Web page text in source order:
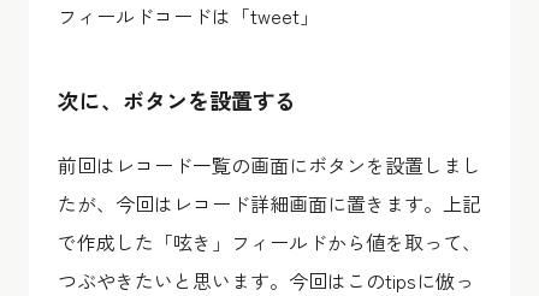
フィールドコードは「tweet」
次に、ボタンを設置する
前回はレコード一覧の画面にボタンを設置しまし
たが、今回はレコード詳細画面に置きます。上記
で作成した「呟き」フィールドから値を取って、
つぶやきたいと思います。今回はこのtipsに倣っ